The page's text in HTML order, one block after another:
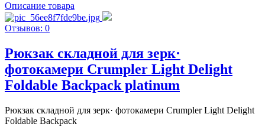
Описание товара
Отзывов: 0
Рюкзак складной для зерк·
фотокамери Crumpler Light Delight
Foldable Backpack platinum
Рюкзак складной для зерк· фотокамери Crumpler Light Delight
Foldable Backpack